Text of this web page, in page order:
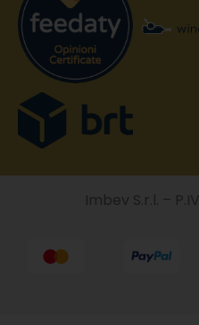
Imbev S.r.l. –